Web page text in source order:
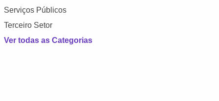
Serviços Públicos
Terceiro Setor
Ver todas as Categorias